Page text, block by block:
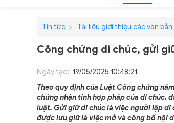
Tin tức Tài liệu giới thiệu các văn bản
Công chứng di chúc, gửi
Ngày tạo: 19/05/2025 10:48:21
Theo quy định của Luật Công chứng
chứng nhận tính hợp pháp của di chúc,
luật. Gửi giữ di chúc là việc người lập di
được lưu giữ là việc mở và công bố nội